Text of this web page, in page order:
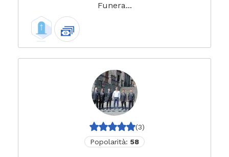
Funera...
(3)
Popolarità: 58